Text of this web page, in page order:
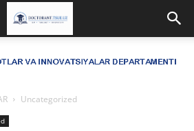
Uncategorized